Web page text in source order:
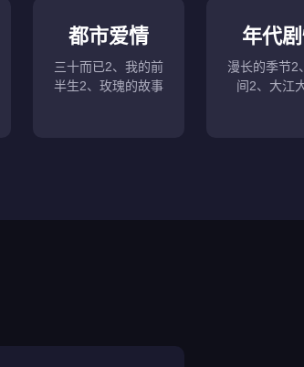
都市爱情
三十而已2、我的前
半生2、玫瑰的故事
年代
漫长的季节2
间2、大江